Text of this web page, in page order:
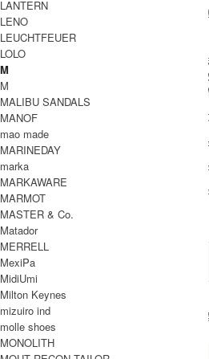
販売価
» 採寸方
» 特定商
買い物を
この商
この商
レビュー
レビュー
SOLD OUT
» もうすこしmarka (マーカ)のアイテムをみ
LANTERN
LENO
LEUCHTFEUER
LOLO
M
M
MALIBU SANDALS
MANOF
mao made
MARINEDAY
marka
MARKAWARE
MARMOT
MASTER & Co.
Matador
MERRELL
MexiPa
MidiUmi
Milton Keynes
mizuiro ind
molle shoes
MONOLITH